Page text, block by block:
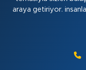
araya getiriyor.